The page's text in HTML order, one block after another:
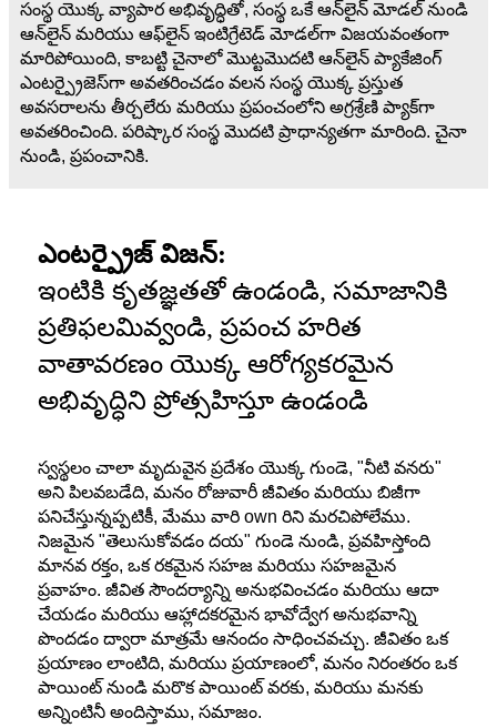
సంస్థ యొక్క వ్యాపార అభివృద్ధితో, సంస్థ ఒకే ఆన్‌లైన్ మోడల్ నుండి
ఆన్‌లైన్ మరియు ఆఫ్‌లైన్ ఇంటిగ్రేటెడ్ మోడల్‌గా విజయవంతంగా
మారిపోయింది, కాబట్టి చైనాలో మొట్టమొదటి ఆన్‌లైన్ ప్యాకేజింగ్
ఎంటర్ప్రైజెస్‌గా అవతరించడం వలన సంస్థ యొక్క ప్రస్తుత
అవసరాలను తీర్చలేరు మరియు ప్రపంచంలోని అగ్రశ్రేణి ప్యాక్‌గా
అవతరించింది. పరిష్కార సంస్థ మొదటి ప్రాధాన్యతగా మారింది. చైనా
నుండి, ప్రపంచానికి.
ఎంటర్ప్రైజ్ విజన్:
ఇంటికి కృతజ్ఞతతో ఉండండి, సమాజానికి
ప్రతిఫలమివ్వండి, ప్రపంచ హరిత
వాతావరణం యొక్క ఆరోగ్యకరమైన
అభివృద్ధిని ప్రోత్సహిస్తూ ఉండండి
స్వస్థలం చాలా మృదువైన ప్రదేశం యొక్క గుండె, "నీటి వనరు"
అని పిలవబడేది, మనం రోజువారీ జీవితం మరియు బిజీగా
పనిచేస్తున్నప్పటికీ, మేము వారి own రిని మరచిపోలేము.
నిజమైన "తెలుసుకోవడం దయ" గుండె నుండి, ప్రవహిస్తోంది
మానవ రక్తం, ఒక రకమైన సహజ మరియు సహజమైన
ప్రవాహం. జీవిత సౌందర్యాన్ని అనుభవించడం మరియు ఆదా
చేయడం మరియు ఆహ్లాదకరమైన భావోద్వేగ అనుభవాన్ని
పొందడం ద్వారా మాత్రమే ఆనందం సాధించవచ్చు. జీవితం ఒక
ప్రయాణం లాంటిది, మరియు ప్రయాణంలో, మనం నిరంతరం ఒక
పాయింట్ నుండి మరొక పాయింట్ వరకు, మరియు మనకు
అన్నింటినీ అందిస్తాము, సమాజం.